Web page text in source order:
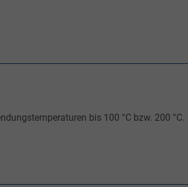
bis 100 °C bzw. 200 °C.